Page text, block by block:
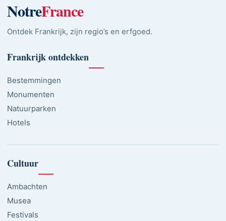
NotreFrance
Ontdek Frankrijk, zijn regio’s en erfgoed.
Frankrijk ontdekken
Bestemmingen
Monumenten
Natuurparken
Hotels
Cultuur
Ambachten
Musea
Festivals